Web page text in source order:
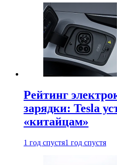
Рейтинг
зарядки: Tesla
«китайцам»
1 год спустя1 год спустя